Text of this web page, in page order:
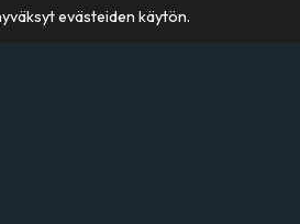
evästeiden käytön.